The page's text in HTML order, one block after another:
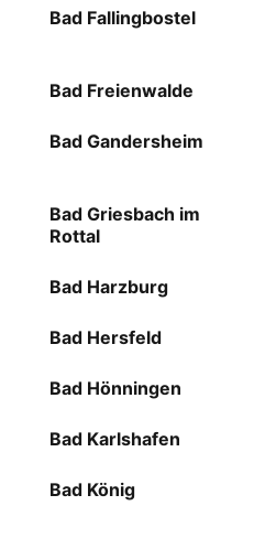
Bad Fallingbostel
Bad Freienwalde
Bad Gandersheim
Bad Griesbach im
Rottal
Bad Harzburg
Bad Hersfeld
Bad Hönningen
Bad Karlshafen
Bad König